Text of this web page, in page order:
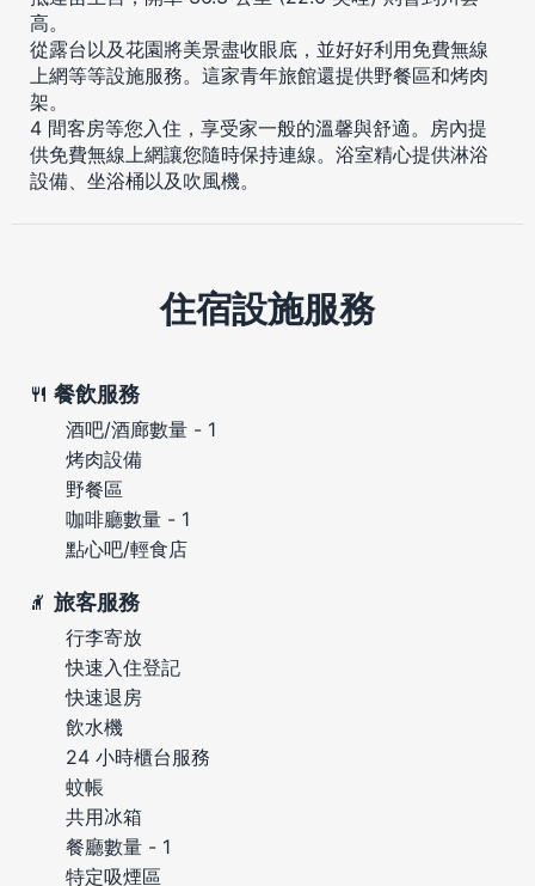
高。
從露台以及花園將美景盡收眼底，並好好利用免費無線
上網等等設施服務。這家青年旅館還提供野餐區和烤肉
架。
4 間客房等您入住，享受家一般的溫馨與舒適。房內提
供免費無線上網讓您隨時保持連線。浴室精心提供淋浴
設備、坐浴桶以及吹風機。
住宿設施服務
餐飲服務
酒吧/酒廊數量 - 1
烤肉設備
野餐區
咖啡廳數量 - 1
點心吧/輕食店
旅客服務
行李寄放
快速入住登記
快速退房
飲水機
24 小時櫃台服務
蚊帳
共用冰箱
餐廳數量 - 1
特定吸煙區